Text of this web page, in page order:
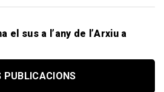
el sus a l’any de l’Arxiu a
PUBLICACIONS